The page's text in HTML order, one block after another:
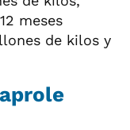
meses
de kilos y